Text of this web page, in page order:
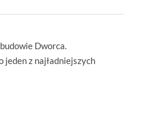
Dworca.
z najładniejszych